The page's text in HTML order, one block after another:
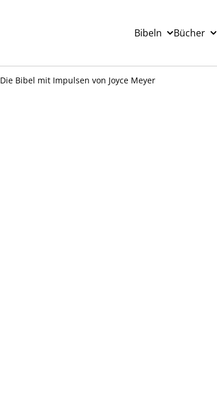
Bibeln Bücher
Die Bibel mit Impulsen von Joyce Meyer